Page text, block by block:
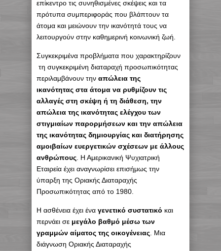
επίκεντρο τις συνηθισμένες σκέψεις και τα
πρότυπα συμπεριφοράς που βλάπτουν τα
άτομα και μειώνουν την ικανότητά τους να
λειτουργούν στην καθημερινή κοινωνική ζωή.
Συγκεκριμένα προβλήματα που χαρακτηρίζουν
τη συγκεκριμένη διαταραχή προσωπικότητας
περιλαμβάνουν την απώλεια της
ικανότητας στα άτομα να ρυθμίζουν τις
αλλαγές στη σκέψη ή τη διάθεση, την
απώλεια της ικανότητας ελέγχου των
στιγμιαίων παρορμήσεων και την απώλεια
της ικανότητας δημιουργίας και διατήρησης
αμοιβαίων ευεργετικών σχέσεων με άλλους
ανθρώπους . Η Αμερικανική Ψυχιατρική
Εταιρεία έχει αναγνωρίσει επισήμως την
ύπαρξη της Οριακής Διαταραχής
Προσωπικότητας από το 1980.
Η ασθένεια έχει ένα γενετικό συστατικό και
περνάει σε μεγάλο βαθμό μέσω των
γραμμών αίματος της οικογένειας . Μια
διάγνωση Οριακής Διαταραχής